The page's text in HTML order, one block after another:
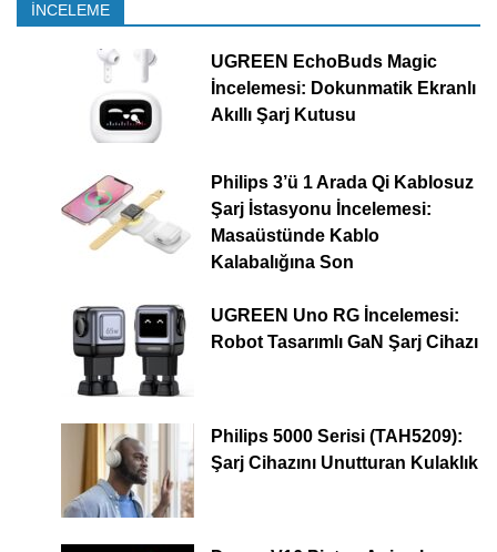
İNCELEME
UGREEN EchoBuds Magic
İncelemesi: Dokunmatik Ekranlı
Akıllı Şarj Kutusu
Philips 3’ü 1 Arada Qi Kablosuz
Şarj İstasyonu İncelemesi:
Masaüstünde Kablo
Kalabalığına Son
UGREEN Uno RG İncelemesi:
Robot Tasarımlı GaN Şarj Cihazı
Philips 5000 Serisi (TAH5209):
Şarj Cihazını Unutturan Kulaklık